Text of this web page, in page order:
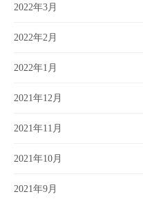
2022年3月
2022年2月
2022年1月
2021年12月
2021年11月
2021年10月
2021年9月